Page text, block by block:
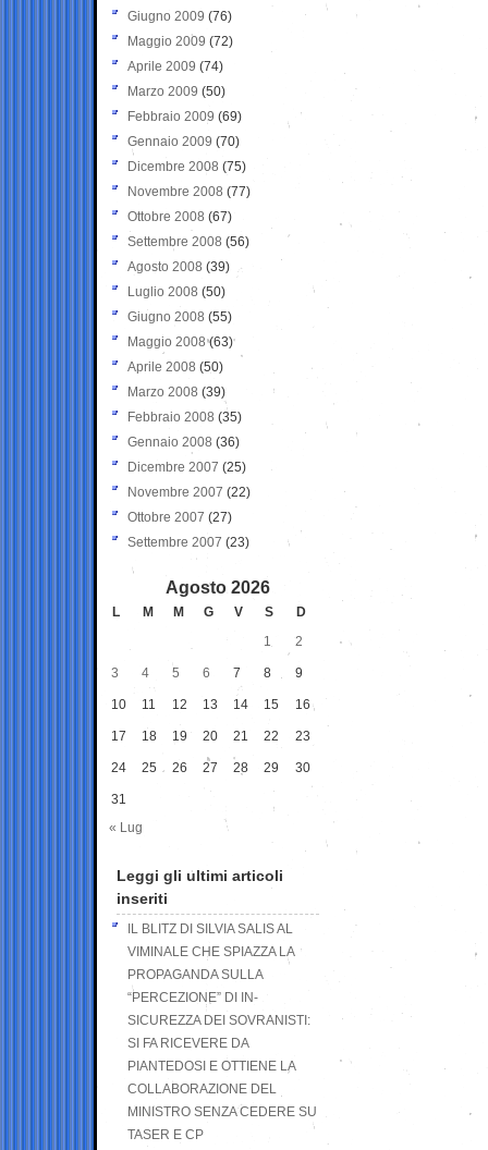
Giugno 2009 (76)
Maggio 2009 (72)
Aprile 2009 (74)
Marzo 2009 (50)
Febbraio 2009 (69)
Gennaio 2009 (70)
Dicembre 2008 (75)
Novembre 2008 (77)
Ottobre 2008 (67)
Settembre 2008 (56)
Agosto 2008 (39)
Luglio 2008 (50)
Giugno 2008 (55)
Maggio 2008(63)
Aprile 2008 (50)
Marzo 2008 (39)
Febbraio 2008 (35)
Gennaio 2008 (36)
Dicembre 2007 (25)
Novembre 2007 (22)
Ottobre 2007 (27)
Settembre 2007 (23)
Agosto 2026
L M M G V S
D
1
2
3 4 5 6 7 8 9
10 11 12 13 14 15 16
17 18 19 20 21 22 23
24 25 26 27 28 29 30
31
« Lug
Leggi gli ultimi articoli
inseriti
IL BLITZ DI SILVIA SALIS AL
VIMINALE CHE SPIAZZA LA
PROPAGANDA SULLA
“PERCEZIONE” DI IN-
SICUREZZA DEI SOVRANISTI:
SI FA RICEVERE DA
PIANTEDOSI E OTTIENE LA
COLLABORAZIONE DEL
MINISTRO SENZA CEDERE SU
TASER E CP